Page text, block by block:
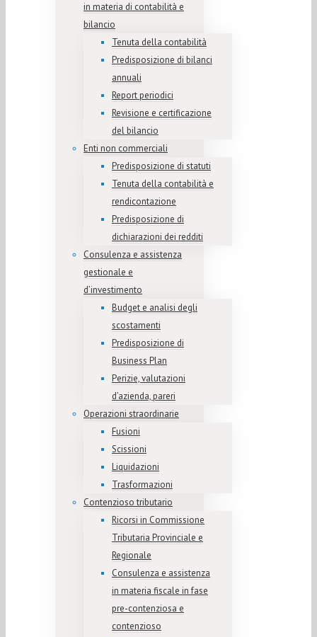
in materia di contabilità e
bilancio
Tenuta della contabilità
Predisposizione di bilanci
annuali
Report periodici
Revisione e certificazione
del bilancio
Enti non commerciali
Predisposizione di statuti
Tenuta della contabilità e
rendicontazione
Predisposizione di
dichiarazioni dei redditi
Consulenza e assistenza
gestionale e
d’investimento
Budget e analisi degli
scostamenti
Predisposizione di
Business Plan
Perizie, valutazioni
d’azienda, pareri
Operazioni straordinarie
Fusioni
Scissioni
Liquidazioni
Trasformazioni
Contenzioso tributario
Ricorsi in Commissione
Tributaria Provinciale e
Regionale
Consulenza e assistenza
in materia fiscale in fase
pre-contenziosa e
contenzioso